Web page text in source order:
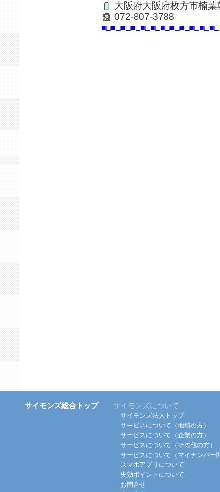
大阪府大阪府枚方市楠
072-807-3788
サイモンズ総合トップ サイモンズについて
サイモンズ法人トップ
サービスについて（地域の方）
サービスについて（企業の方）
サービスについて（その他の方）
サービスについて（マイナンバー
スマホアプリについて
失効ポイントについて
お問合せ